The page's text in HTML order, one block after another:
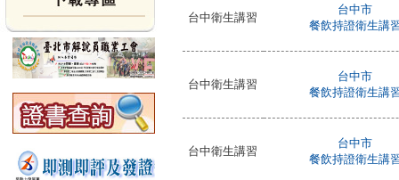
台中衛生講習
台中市
餐飲持證衛生講
台中衛生講習
台中市
餐飲持證衛生講
台中衛生講習
台中市
餐飲持證衛生講